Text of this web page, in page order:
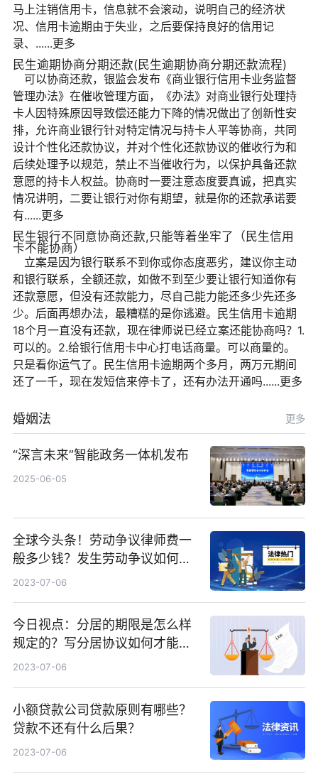
马上注销信用卡，信息就不会滚动，说明自己的经济状
况、信用卡逾期由于失业，之后要保持良好的信用记
录、......更多
民生逾期协商分期还款(民生逾期协商分期还款流程)
可以协商还款，银监会发布《商业银行信用卡业务监督
管理办法》在催收管理方面，《办法》对商业银行处理持
卡人因特殊原因导致偿还能力下降的情况做出了创新性安
排，允许商业银行针对特定情况与持卡人平等协商，共同
设计个性化还款协议，并对个性化还款协议的催收行为和
后续处理予以规范，禁止不当催收行为，以保护具备还款
意愿的持卡人权益。协商时一要注意态度要真诚，把真实
情况讲明，二要让银行对你有期望，就是你的还款承诺要
有......更多
民生银行不同意协商还款,只能等着坐牢了（民生信用
卡不能协商）
立案是因为银行联系不到你或你态度恶劣，建议你主动
和银行联系，全额还款，如做不到至少要让银行知道你有
还款意愿，但没有还款能力，尽自己能力能还多少先还多
少。后面再想办法，最糟糕的是你逃避。民生信用卡逾期
18个月一直没有还款，现在律师说已经立案还能协商吗？1.
可以的。2.给银行信用卡中心打电话商量。可以商量的。
只是看你运气了。民生信用卡逾期两个多月，两万元期间
还了一千，现在发短信来停卡了，还有办法开通吗......更多
婚姻法 更多
“深言未来”智能政务一体机发布
2025-06-05
全球今头条！劳动争议律师费一
般多少钱？发生劳动争议如何算
工资？
2023-07-06
今日视点：分居的期限是怎么样
规定的？写分居协议如何才能有
效？
2023-07-06
小额贷款公司贷款原则有哪些？
贷款不还有什么后果？
2023-07-06